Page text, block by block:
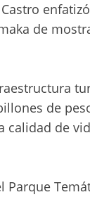
de
de
calidad de